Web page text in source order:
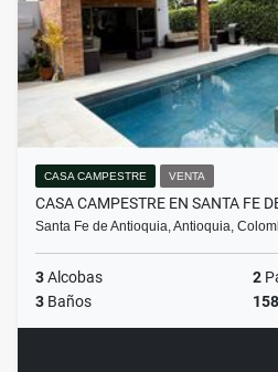
CASA CAMPESTRE VENTA
CASA CAMPESTRE EN SANTA FE
Santa Fe de Antioquia, Antioquia,
3Alcobas 2
3 Baños 158